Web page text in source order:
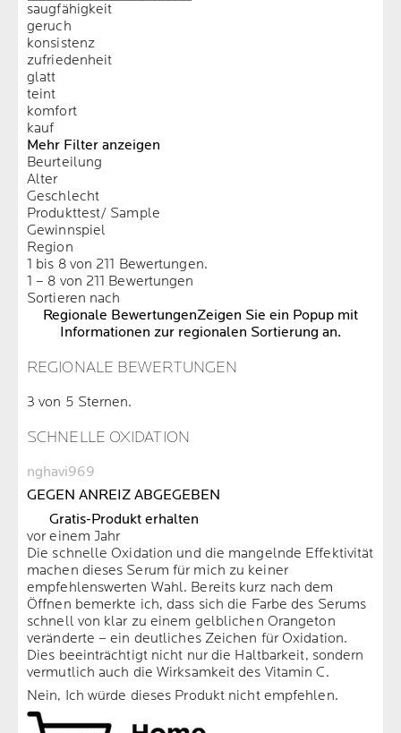
saugfähigkeit
geruch
konsistenz
zufriedenheit
glatt
teint
komfort
kauf
Mehr Filter anzeigen
Beurteilung
Alter
Geschlecht
Produkttest/ Sample
Gewinnspiel
Region
1 bis 8 von 211 Bewertungen.
1 – 8 von 211 Bewertungen
Sortieren nach
Regionale BewertungenZeigen Sie ein Popup mit
Informationen zur regionalen Sortierung an.
REGIONALE BEWERTUNGEN
3 von 5 Sternen.
SCHNELLE OXIDATION
nghavi969
GEGEN ANREIZ ABGEGEBEN
Gratis-Produkt erhalten
vor einem Jahr
Die schnelle Oxidation und die mangelnde Effektivität
machen dieses Serum für mich zu keiner
empfehlenswerten Wahl. Bereits kurz nach dem
Öffnen bemerkte ich, dass sich die Farbe des Serums
schnell von klar zu einem gelblichen Orangeton
veränderte – ein deutliches Zeichen für Oxidation.
Dies beeinträchtigt nicht nur die Haltbarkeit, sondern
vermutlich auch die Wirksamkeit des Vitamin C.
Nein, Ich würde dieses Produkt nicht empfehlen.